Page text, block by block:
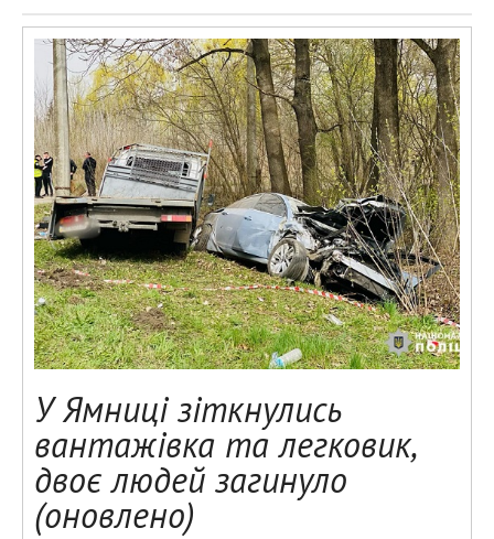
У Ямниці зіткнулись
вантажівка та легковик,
двоє людей загинуло
(оновлено)